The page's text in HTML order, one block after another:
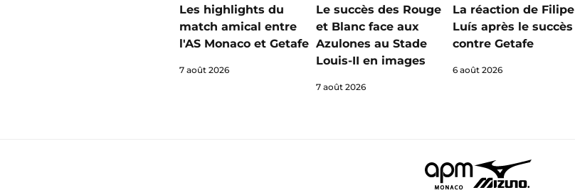
Les highlights du
match amical entre
l'AS Monaco et Getafe
7 août 2026
Le succès des Rouge
et Blanc face aux
Azulones au Stade
Louis-II en images
7 août 2026
La réaction de Filipe
Luís après le succès
contre Getafe
6 août 2026